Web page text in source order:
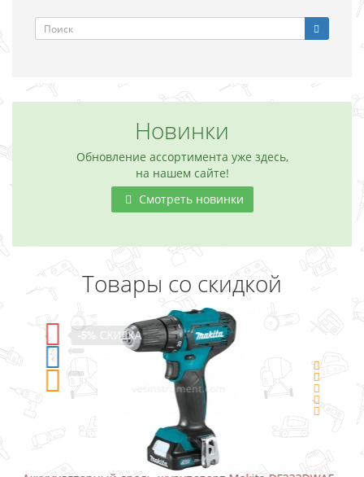
Новинки
Обновление ассортимента уже здесь,
на нашем сайте!
Смотреть новинки
Товары со скидкой
-5%СКИДКА